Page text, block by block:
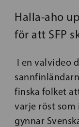
Halla-aho
för att SFP
I en valvideo
finska folket
varje röst som
gynnar